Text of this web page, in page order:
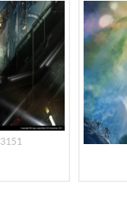
3151